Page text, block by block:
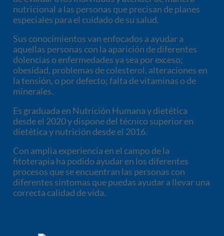
nutricional a las personas que precisan de planes
especiales para el cuidado de su salud.
Sus conocimientos van enfocados a ayudar a
aquellas personas con la aparición de diferentes
dolencias o enfermedades ya sea por exceso;
obesidad, problemas de colesterol, alteraciones en
la tensión, o por defecto; falta de vitaminas o de
minerales.
Es graduada en Nutrición Humana y dietética
desde el 2020 y dispone del técnico superior en
dietética y nutrición desde el 2016.
Con amplia experiencia en el campo de la
fitoterapia ha podido ayudar en los diferentes
procesos que se encuentran las personas con
diferentes síntomas que puedas ayudar a llevar una
correcta calidad de vida.